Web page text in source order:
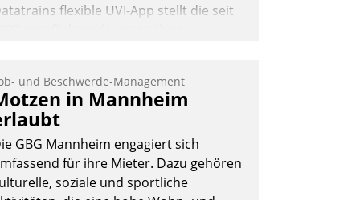
flexible UVI-App stellt die seit
monatlichen Mitteilungen zum
und Wasserverbrauch gehen
vollständig und auf
über mehrere zuvor festgelegte
bei den
ein.
und Beschwerde-Management
in Mannheim
GBG Mannheim engagiert sich
für ihre Mieter. Dazu gehören
soziale und sportliche